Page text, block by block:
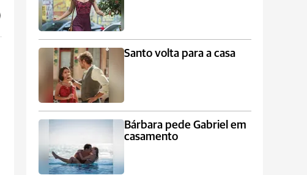
Santo volta para a casa
Bárbara pede Gabriel em
casamento